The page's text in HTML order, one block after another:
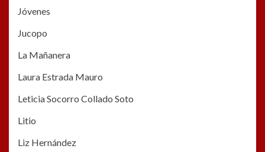
Jóvenes
Jucopo
La Mañanera
Laura Estrada Mauro
Leticia Socorro Collado Soto
Litio
Liz Hernández